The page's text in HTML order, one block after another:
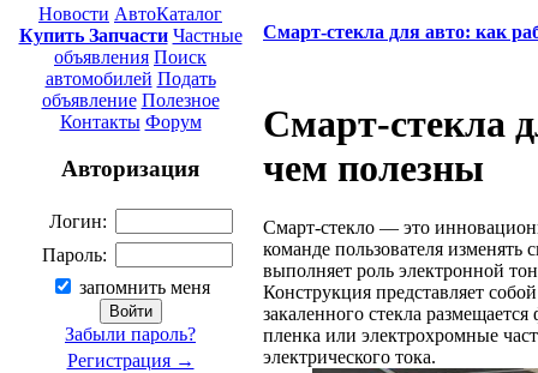
Новости АвтоКаталог
Купить Запчасти Частные
объявления Поиск
автомобилей Подать
объявление Полезное
Контакты Форум
Авторизация
Логин:
Пароль:
запомнить меня
Забыли пароль?
Регистрация →
Смарт-стекла для авто: как
Смарт-стекла
чем полезны
Смарт-стекло — это
команде пользователя
выполняет роль электронной
Конструкция представляет
закаленного стекла
пленка или электрохромные
электрического тока.